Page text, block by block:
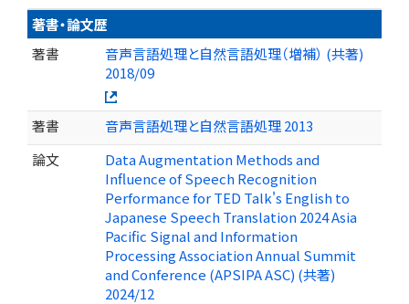
著書・論文歴
著書
音声言語処理と自然言語処理（増補） (共著)
2018/09
著書
音声言語処理と自然言語処理 2013
論文
Data Augmentation Methods and
Influence of Speech Recognition
Performance for TED Talk's English to
Japanese Speech Translation 2024 Asia
Pacific Signal and Information
Processing Association Annual Summit
and Conference (APSIPA ASC) (共著)
2024/12